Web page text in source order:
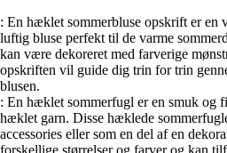
: En hæklet sommerbluse opskrift er en
luftig bluse perfekt til de varme
kan være dekoreret med farverige
opskriften vil guide dig trin for trin
blusen.
: En hæklet sommerfugl er en smuk og
hæklet garn. Disse hæklede
accessories eller som en del af en
forskellige størrelser og farver og kan